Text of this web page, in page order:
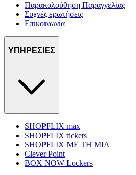
Παρακολούθηση Παραγγελίας
Συχνές ερωτήσεις
Επικοινωνία
ΥΠΗΡΕΣΙΕΣ
SHOPFLIX max
SHOPFLIX tickets
SHOPFLIX ΜΕ ΤΗ ΜΙΑ
Clever Point
BOX NOW Lockers